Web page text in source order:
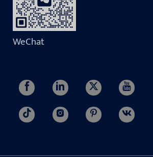
WeChat